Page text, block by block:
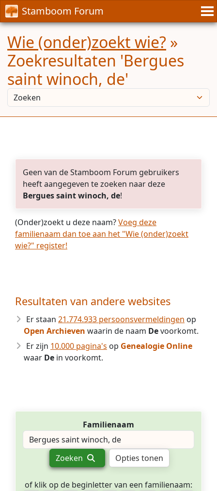
Stamboom Forum
Wie (onder)zoekt wie? »
Zoekresultaten 'Bergues
saint winoch, de'
Geen van de Stamboom Forum gebruikers
heeft aangegeven te zoeken naar deze
Bergues saint winoch, de!
(Onder)zoekt u deze naam?Voeg deze
familienaam dan toe aan het "Wie (onder)zoekt
wie?" register!
Resultaten van andere websites
Er staan 21.774.933 persoonsvermeldingen op
Open Archieven waarin de naam Devoorkomt.
Er zijn 10.000 pagina's op Genealogie Online
waar De in voorkomt.
Familienaam
Zoeken Opties tonen
of klik op de beginletter van een familienaam: